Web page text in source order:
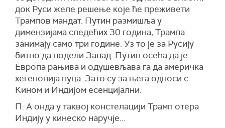
док Руси желе решење које ће преживети
Трампов мандат. Путин размишља у
димензијама следећих 30 година, Трампа
занимају само три године. Уз то је за Русију
битно да подели Запад. Путин осећа да је
Европа рањива и одушевљава га да америчка
хегенонија пуца. Зато су за њега односи с
Кином и Индијом есенцијални.
П: А онда у таквој констелацији Трамп отера
Индију у кинеско наручје...